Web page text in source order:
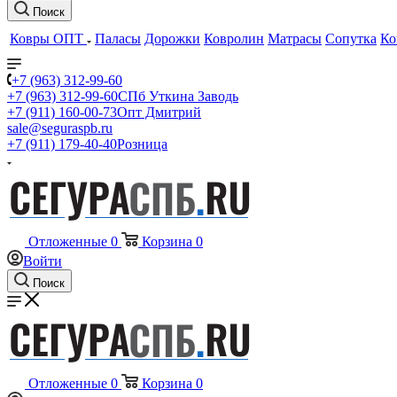
Поиск
Ковры ОПТ Паласы Дорожки Ковролин Матрасы Сопутка
+7 (963) 312-99-60
+7 (963) 312-99-60СПб Уткина Заводь
+7 (911) 160-00-73Опт Дмитрий
sale@seguraspb.ru
+7 (911) 179-40-40Розница
Отложенные 0 Корзина 0
Войти
Поиск
Отложенные 0 Корзина 0